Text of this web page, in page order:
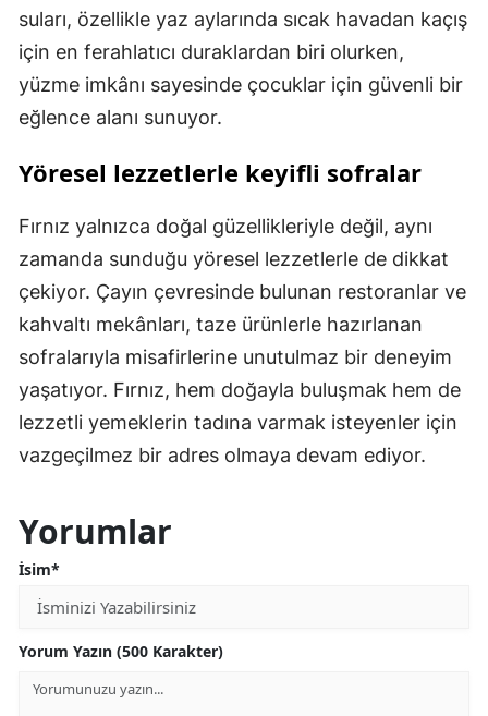
suları, özellikle yaz aylarında sıcak havadan kaçış
için en ferahlatıcı duraklardan biri olurken,
yüzme imkânı sayesinde çocuklar için güvenli bir
eğlence alanı sunuyor.
Yöresel lezzetlerle keyifli sofralar
Fırnız yalnızca doğal güzellikleriyle değil, aynı
zamanda sunduğu yöresel lezzetlerle de dikkat
çekiyor. Çayın çevresinde bulunan restoranlar ve
kahvaltı mekânları, taze ürünlerle hazırlanan
sofralarıyla misafirlerine unutulmaz bir deneyim
yaşatıyor. Fırnız, hem doğayla buluşmak hem de
lezzetli yemeklerin tadına varmak isteyenler için
vazgeçilmez bir adres olmaya devam ediyor.
Yorumlar
İsim*
Yorum Yazın (500 Karakter)